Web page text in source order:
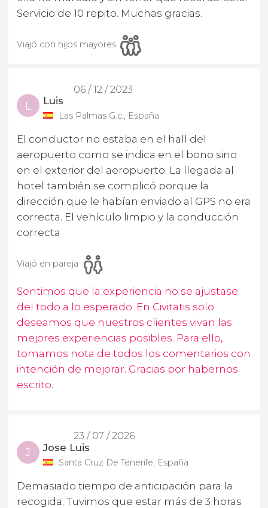
Servicio de 10 repito. Muchas gracias.
Viajó con hijos mayores
06 / 12 / 2023
L Luis
Las Palmas G.c., España
El conductor no estaba en el hall del
aeropuerto como se indica en el bono sino
en el exterior del aeropuerto. La llegada al
hotel también se complicó porque la
dirección que le habían enviado al GPS no era
correcta. El vehículo limpio y la conducción
correcta
Viajó en pareja
Sentimos que la experiencia no se ajustase
del todo a lo esperado. En Civitatis solo
deseamos que nuestros clientes vivan las
mejores experiencias posibles. Para ello,
tomamos nota de todos los comentarios con
intención de mejorar. Gracias por habernos
escrito.
23 / 07 / 2026
J Jose Luis
Santa Cruz De Tenerife, España
Demasiado tiempo de anticipación para la
recogida. Tuvimos que estar más de 3 horas